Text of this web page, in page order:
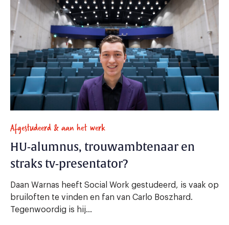
Afgestudeerd & aan het werk
HU-alumnus, trouwambtenaar en
straks tv-presentator?
Daan Warnas heeft Social Work gestudeerd, is vaak op
bruiloften te vinden en fan van Carlo Boszhard.
Tegenwoordig is hij...